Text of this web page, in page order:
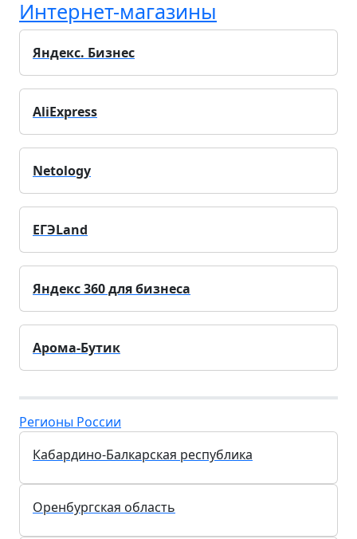
Интернет-магазины
Яндекс. Бизнес
AliExpress
Netology
ЕГЭLand
Яндекс 360 для бизнеса
Арома-Бутик
Регионы России
Кабардино-Балкарская республика